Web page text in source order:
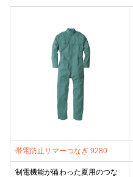
帯電防止サマーつなぎ 9280
制電機能が備わった夏用のつな